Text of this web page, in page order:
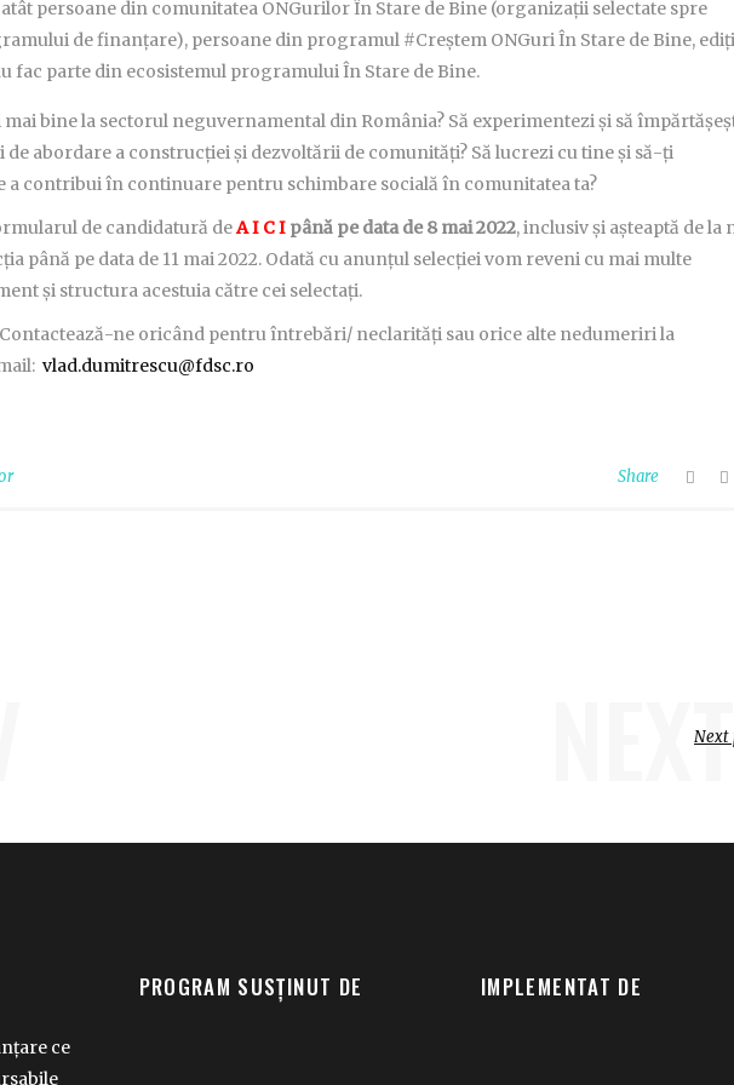
persoane din comunitatea ONGurilor În Stare de Bine (organizații selectate spre
de finanțare), persoane din programul #Creștem ONGuri În Stare de Bine,
fac parte din ecosistemul programului În Stare de Bine.
mai bine la sectorul neguvernamental din România? Să experimentezi și să
abordare a construcției și dezvoltării de comunități? Să lucrezi cu tine și să-ți
a contribui în continuare pentru schimbare socială în comunitatea ta?
de candidatură deA I C I până pe data de 8 mai 2022, inclusiv și așteaptă de la
până pe data de 11 mai 2022. Odată cu anunțul selecției vom reveni cu mai multe
și structura acestuia către cei selectați.
ne oricând pentru întrebări/ neclarități sau orice alte nedumeriri la
vlad.dumitrescu@fdsc.ro
Share
NEXT
Next
ce
PROGRAM SUSȚINUT DE IMPLEMENTAT DE